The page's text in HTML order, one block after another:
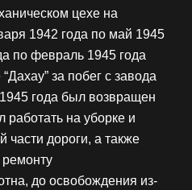
цехе на
1942 года по май 1945
по февраль 1945 года
за побег с завода
года был возвращен
работать на уборке и
части дороги, а также
до освобождения из-